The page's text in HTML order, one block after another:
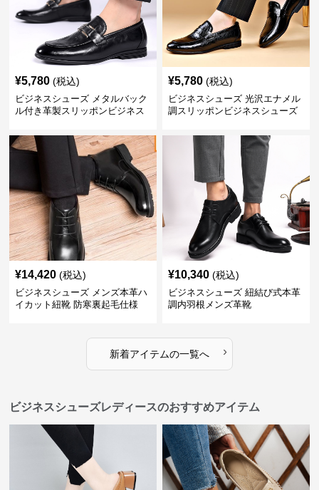
¥5,780 (税込)
ビジネスシューズ メタルバック
ル付き革製スリッポンビジネス
¥5,780 (税込)
ビジネスシューズ 光沢エナメル
調スリッポンビジネスシューズ
¥14,420 (税込)
ビジネスシューズ メンズ本革ハ
イカット紐靴 防寒裏起毛仕様
¥10,340 (税込)
ビジネスシューズ 紐結び式本革
調内羽根メンズ革靴
新着アイテムの一覧へ ›
ビジネスシューズレディースのおすすめアイテム